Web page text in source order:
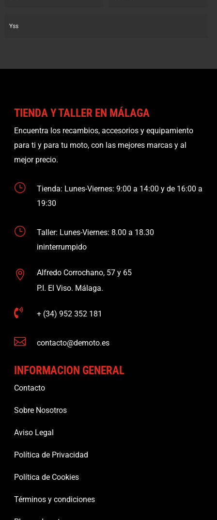
Yss
TIENDA Y TALLER EN MÁLAGA
Encuentra los recambios, accesorios y equipamiento
para ti y para tu moto, con las mejores marcas y al
mejor precio.
}
Tienda: Lunes-Viernes: 9:00 a 14:00 y de 16:00 a
19:30
}
Taller: Lunes-Viernes: 8.00 a 18.30
ininterrumpido

Alfredo Corrochano, 57 y 65
P.I. El Viso. Málaga.
 + (34) 952 352 181
 contacto@demoto.es
INFORMACION GENERAL
Contacto
Sobre Nosotros
Aviso Legal
Política de Privacidad
Política de Cookies
Términos y condiciones